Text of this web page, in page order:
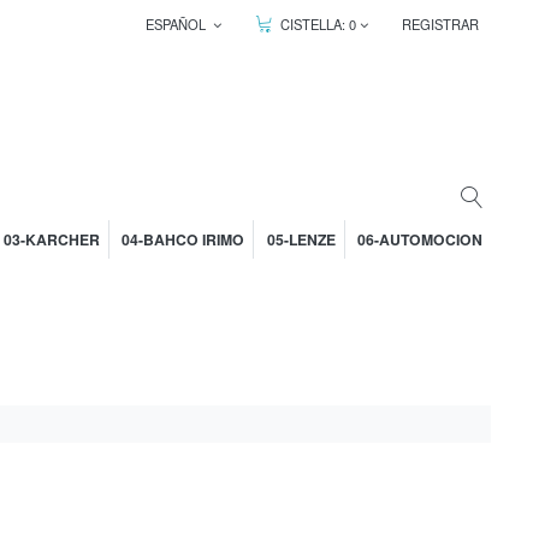
ESPAÑOL CISTELLA:0 REGISTRAR
03-KARCHER 04-BAHCO IRIMO 05-LENZE 06-AUTOMOCION